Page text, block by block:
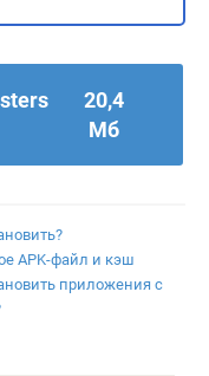
20,4
Мб
APK-файл и кэш
приложения с